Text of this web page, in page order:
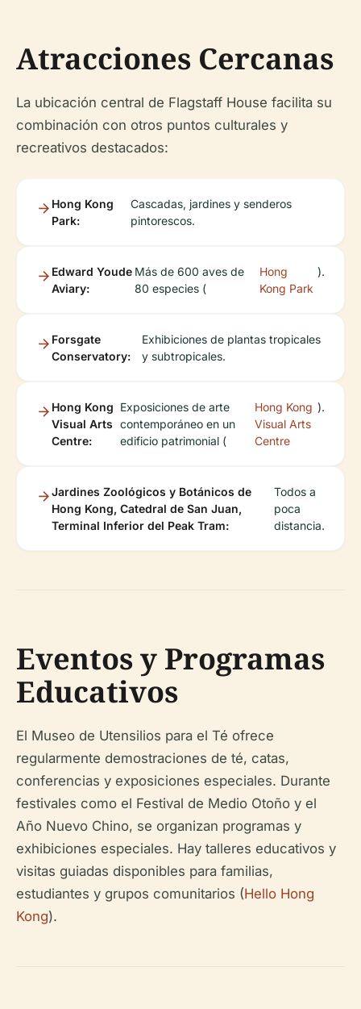
Atracciones Cercanas
La ubicación central de Flagstaff House facilita su
combinación con otros puntos culturales y
recreativos destacados:
Hong Kong
Park:
Cascadas, jardines y senderos
pintorescos.
Edward Youde
Aviary:
Más de 600 aves de
80 especies (
Hong
Kong Park
).
Forsgate
Conservatory:
Exhibiciones de plantas tropicales
y subtropicales.
Hong Kong
Visual Arts
Centre:
Exposiciones de arte
contemporáneo en un
edificio patrimonial (
Hong Kong
Visual Arts
Centre
).
Jardines Zoológicos y Botánicos de
Hong Kong, Catedral de San Juan,
Terminal Inferior del Peak Tram:
Todos a
poca
distancia.
Eventos y Programas
Educativos
El Museo de Utensilios para el Té ofrece
regularmente demostraciones de té, catas,
conferencias y exposiciones especiales. Durante
festivales como el Festival de Medio Otoño y el
Año Nuevo Chino, se organizan programas y
exhibiciones especiales. Hay talleres educativos y
visitas guiadas disponibles para familias,
estudiantes y grupos comunitarios (Hello Hong
Kong).